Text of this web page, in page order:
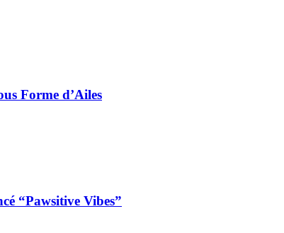
Forme d’Ailes
“Pawsitive Vibes”